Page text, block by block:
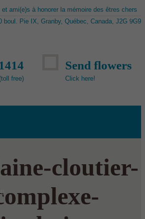
ami(e)s à honorer la mémoire des êtres chers
boul. Pie IX, Granby, Québec, Canada, J2G 9G9
free)
Send flowers
Click here!
cloutier-